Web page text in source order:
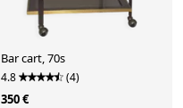
Bar cart, 70s
4.8 (4)
350 €